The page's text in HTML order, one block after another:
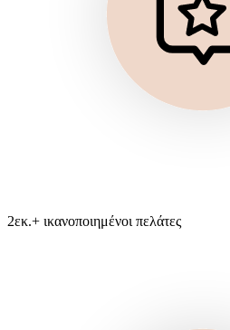
2εκ.+ ικανοποιημένοι πελάτες